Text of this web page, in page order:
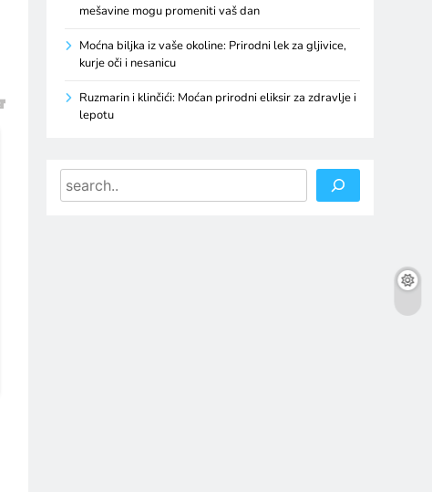
mešavine mogu promeniti vaš dan
Moćna biljka iz vaše okoline: Prirodni lek za gljivice,
kurje oči i nesanicu
Ruzmarin i klinčići: Moćan prirodni eliksir za zdravlje i
lepotu
Search